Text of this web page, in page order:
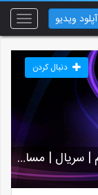
Toggle
آپلود ویدیو
سینما جم | دانلود | فیلم | سریال | مسابقه | انیمیش
دنبال کردن